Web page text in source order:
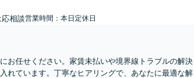
相談営業時間：本日定休日
お任せください。家賃未払いや境界線トラブルの解決
れています。丁寧なヒアリングで、あなたに最適な解